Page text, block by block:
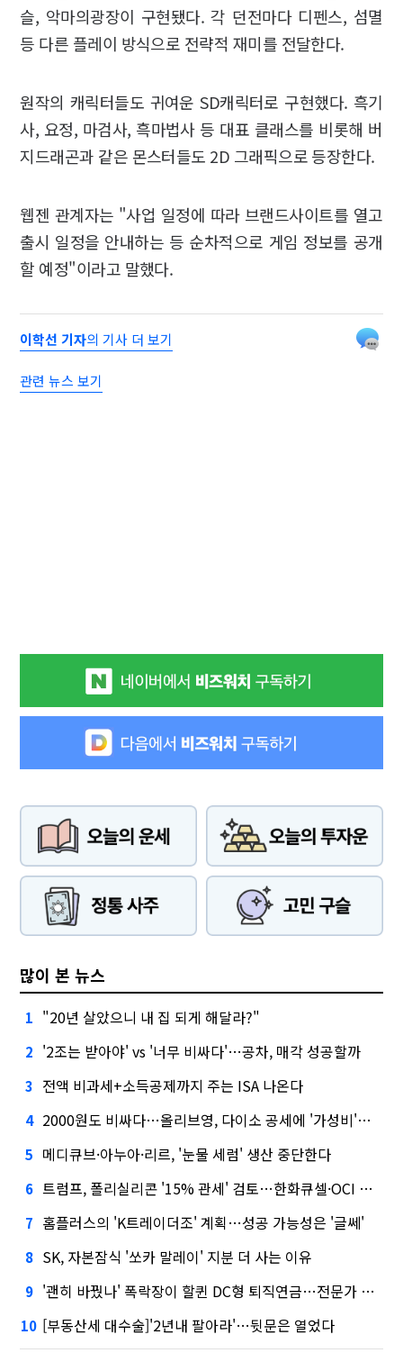
슬, 악마의광장이 구현됐다. 각 던전마다 디펜스, 섬멸
등 다른 플레이 방식으로 전략적 재미를 전달한다.
원작의 캐릭터들도 귀여운 SD캐릭터로 구현했다. 흑기
사, 요정, 마검사, 흑마법사 등 대표 클래스를 비롯해 버
지드래곤과 같은 몬스터들도 2D 그래픽으로 등장한다.
웹젠 관계자는 "사업 일정에 따라 브랜드사이트를 열고
출시 일정을 안내하는 등 순차적으로 게임 정보를 공개
할 예정"이라고 말했다.
이학선 기자의 기사 더 보기
관련 뉴스 보기
많이 본 뉴스
1 "20년 살았으니 내 집 되게 해달라?"
2 '2조는 받아야' vs '너무 비싸다'…공차, 매각 성공할까
3 전액 비과세+소득공제까지 주는 ISA 나온다
4 2000원도 비싸다…올리브영, 다이소 공세에 '가성비'로 맞불
5 메디큐브·아누아·리르, '눈물 세럼' 생산 중단한다
6 트럼프, 폴리실리콘 '15% 관세' 검토…한화큐셀·OCI 영향은?
7 홈플러스의 'K트레이더조' 계획…성공 가능성은 '글쎄'
8 SK, 자본잠식 '쏘카 말레이' 지분 더 사는 이유
9 '괜히 바꿨나' 폭락장이 할퀸 DC형 퇴직연금…전문가 조언은
10 [부동산세 대수술]'2년내 팔아라'…뒷문은 열었다